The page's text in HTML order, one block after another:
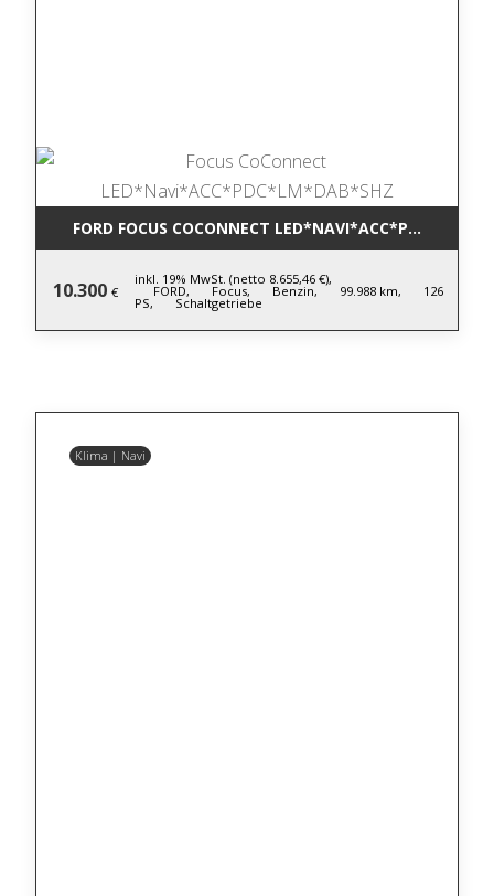
FORD FOCUS COCONNECT
10.300 €
inkl. 19% MwSt. (netto 8.655,46 €),
FORD, Focus, Benzin, 99.988 km, 126
PS, Schaltgetriebe
Klima | Navi